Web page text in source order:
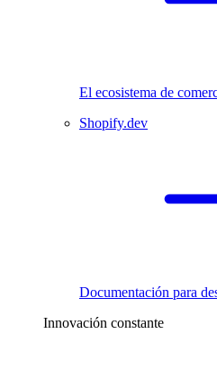
El ecosistema de
Shopify.dev
Documentación para
Innovación constante